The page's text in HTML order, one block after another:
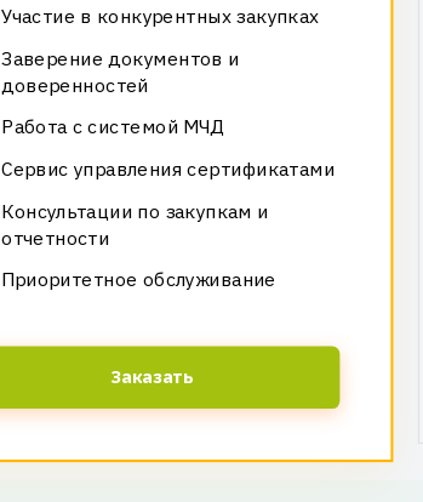
Участие в конкурентных закупках
Заверение документов и
доверенностей
Работа с системой МЧД
Сервис управления сертификатами
Консультации по закупкам и
отчетности
Приоритетное обслуживание
Заказать